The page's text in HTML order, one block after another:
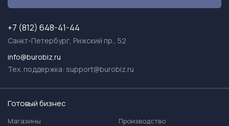
+7 (812) 648-41-44
Санкт-Петербург, Рижский пр., 52
info@burobiz.ru
Тех. поддержка: support@burobiz.ru
Готовый бизнес
Магазины
Производство